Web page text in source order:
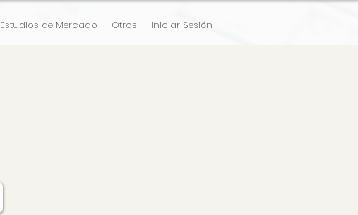
Estudios de Mercado Otros Iniciar Sesión